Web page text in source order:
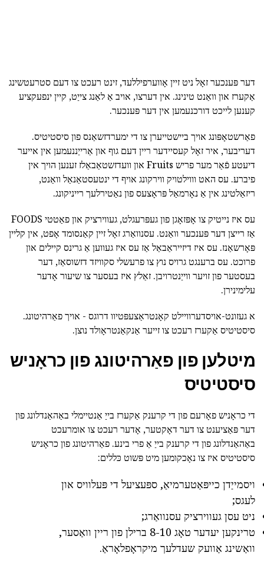
דער פּענכער זאָל ניט זיין אָווערפיללעד, זינט רעכט צו דעם סטרעטשינג
אַקערז און וואַנט טינינג. אין דערצו, אויב אַ לאַנג צייַט, קיין ינפעקציע
קענען לייכט דורכנעמען אין דער פּענכער.
פאַרשטאָפּונג אויך ביישטייערן צו די ימערדזשאַנס פון סיסטיטיס.
דעריבער, איר זאָל קעסיידער ריין דעם גוף און אַרייַננעמען אין אייער
דיעטע פֿאַר מער פריש Fruits און וועדזשטאַבאַלז זענען הויך אין
פיברע. עס האט וווילטויק ווירקונג אויף די ינטעסטאַנאַל וואַנט,
ריזאַלטינג אין אַ נאָרמאַל פּראָצעס פון נאַטירלעך רייניקונג.
עס איז נייטיק צו אָפּזאָגן פון געפּרעגלט, געווירציק און פאַטטי FOODS
אַז רייצן דער פּענכער וואַנט. עסנוואַרג זאָל זיין קאַנסומד אָפט, אין קליין
פּאָרשאַנז. עס איז דיזייראַבאַל אַז עס איז געווען אַ גרינס קיילים און
פרוכט. עס ברענגט גרויס נוץ צו פרעשלי סקוויזד דזשוסאַז, דער
בעסטער פון זויער ווייַנטרויבן. זאַלץ איז בעסער צו שיעור אָדער
עלימינירן.
א געזונט-אויסדערוויילט קאָנטראַצעפּטיוו דרוגס - אויך פאַרהיטונג.
סיסטיטיס אַקערז רעכט צו זייער אַנקאַנטראָולד נוצן.
מיטלען פון פאַרהיטונג פון כראָניש
סיסטיטיס
די כראָניש פאָרעם פון די קרענק אַקערז בייַ אַנטיימלי באַהאַנדלונג פון
דער פּאַציענט צו דער דאָקטער, אָדער רעכט צו אומרעכט
באַהאַנדלונג פון די קרענק בייַ אַ פרי בינע. פאַרהיטונג פון כראָניש
סיסטיטיס איז צו נאָכקומען מיט פּשוט כּללים:
ויסמייַדן כייפּאַטערמיאַ, ספּעציעל די פּעלוויס און
לעגס;
ניט עסן געווירציק עסנוואַרג;
טרינקען יעדער טאָג 8-10 ברילן פון ריין וואַסער,
וואַשינג אַוועק שעדלעך מיקראָפלאָראַ.